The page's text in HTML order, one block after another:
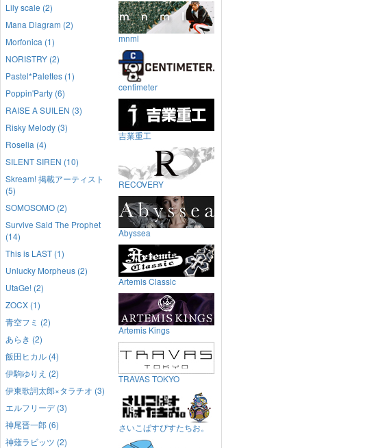
Lily scale (2)
Mana Diagram (2)
Morfonica (1)
NORISTRY (2)
Pastel*Palettes (1)
Poppin'Party (6)
RAISE A SUILEN (3)
Risky Melody (3)
Roselia (4)
SILENT SIREN (10)
Skream! 掲載アーティスト
(5)
SOMOSOMO (2)
Survive Said The Prophet
(14)
This is LAST (1)
Unlucky Morpheus (2)
UtaGe! (2)
ZOCX (1)
青空フミ (2)
あらき (2)
飯田ヒカル (4)
伊駒ゆりえ (2)
伊東歌詞太郎×タラチオ (3)
エルフリーデ (3)
神尾晋一郎 (6)
神薙ラビッツ (2)
mnml
centimeter
吉業重工
RECOVERY
Abyssea
Artemis Classic
Artemis Kings
TRAVAS TOKYO
さいこぱすぴすたちお。